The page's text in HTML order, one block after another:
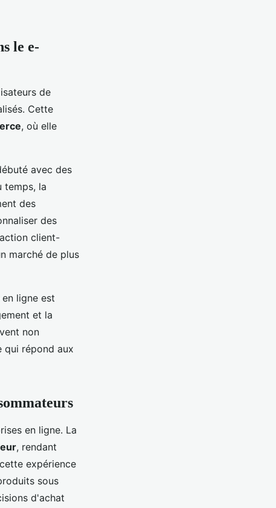
le e-
de
Cette
, où elle
avec des
temps, la
des
des
client-
marché de plus
ligne est
et la
non
qui répond aux
en ligne. La
, rendant
expérience
sous
d'achat